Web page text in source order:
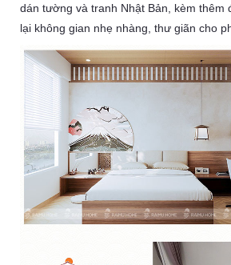
dán tường và tranh Nhật Bản, kèm thêm
lại không gian nhẹ nhàng, thư giãn cho